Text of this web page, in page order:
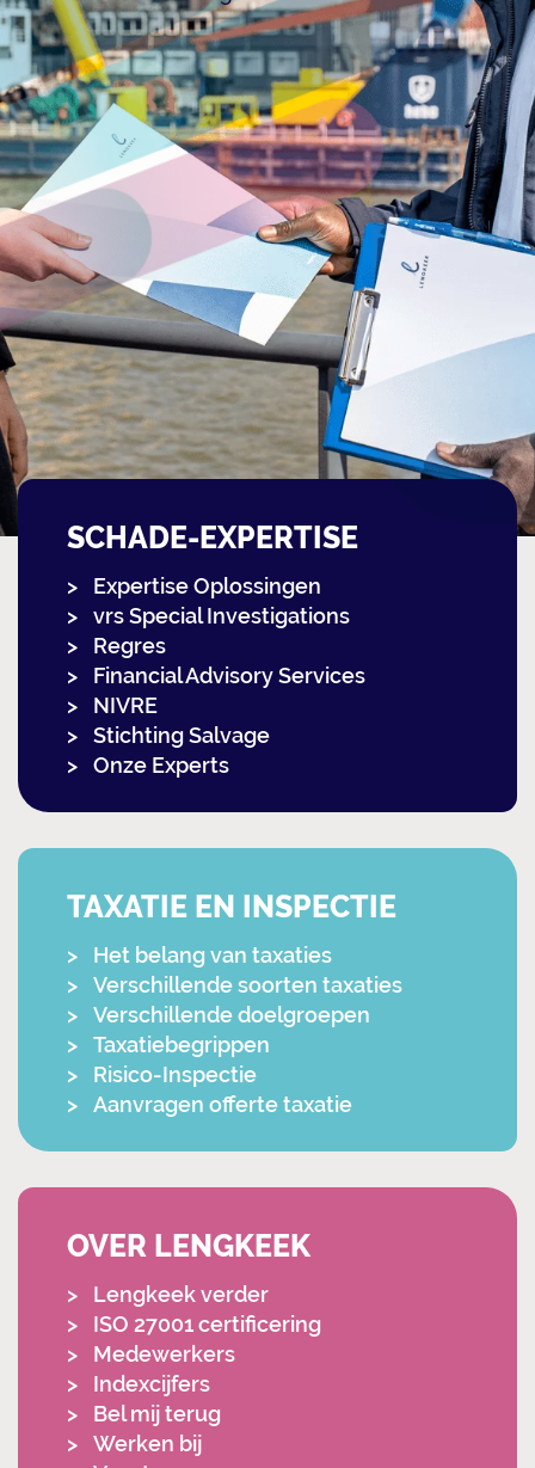
SCHADE-EXPERTISE
Expertise Oplossingen
vrs Special Investigations
Regres
Financial Advisory Services
NIVRE
Stichting Salvage
Onze Experts
TAXATIE EN INSPECTIE
Het belang van taxaties
Verschillende soorten taxaties
Verschillende doelgroepen
Taxatiebegrippen
Risico-Inspectie
Aanvragen offerte taxatie
OVER LENGKEEK
Lengkeek verder
ISO 27001 certificering
Medewerkers
Indexcijfers
Bel mij terug
Werken bij